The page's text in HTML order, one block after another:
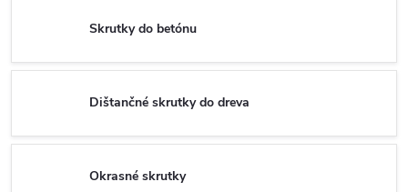
Skrutky do betónu
Dištančné skrutky do dreva
Okrasné skrutky